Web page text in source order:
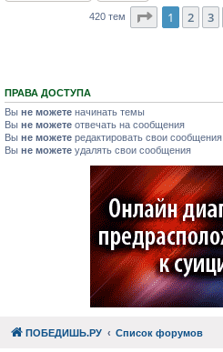
420 тем Страница
1 2 3
ПРАВА ДОСТУПА
Вы не можете начинать темы
Вы не можете отвечать на сообщения
Вы не можете редактировать свои сообщения
Вы не можете удалять свои сообщения
ПОБЕДИШЬ.РУ Список форумов